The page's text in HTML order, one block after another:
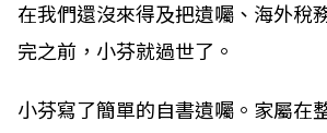
在我們還沒來得及把遺囑、海外稅
完之前，小芬就過世了。
小芬寫了簡單的自書遺囑。家屬在